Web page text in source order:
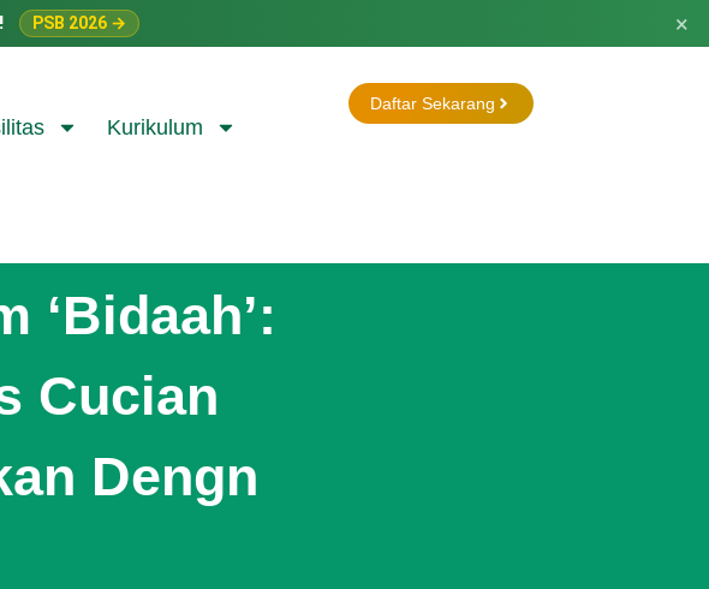
PSB 2026 → ×
Kurikulum
Daftar Sekarang
‘Bidaah’:
Cucian
Dengn